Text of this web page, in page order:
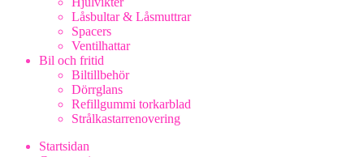
Låsbultar & Låsmuttrar
Spacers
Ventilhattar
Bil och fritid
Biltillbehör
Dörrglans
Refillgummi torkarblad
Strålkastarrenovering
Startsidan